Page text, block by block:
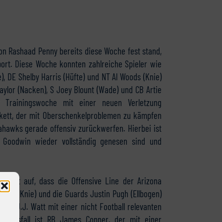
Rashaad Penny bereits diese Woche fest stand,
Diese Woche konnten zahlreiche Spieler wie
DE Shelby Harris (Hüfte) und NT Al Woods (Knie)
(Nacken), S Joey Blount (Wade) und CB Artie
mit einer neuen Verletzung
der mit Oberschenkelproblemen zu kämpfen
gerade offensiv zurückwerfen. Hierbei ist
wieder vollständig genesen sind und
auf, dass die Offensive Line der Arizona
(Knie) und die Guards Justin Pugh (Ellbogen)
J.J. Watt mit einer nicht Football relevanten
Ausfall ist RB James Conner, der mit einer